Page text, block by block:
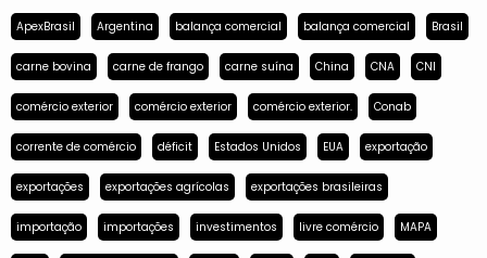
ApexBrasil Argentina balança comercial balança comercial Brasil
carne bovina carne de frango carne suína China CNA CNI
comércio exterior comércio exterior comércio exterior. Conab
corrente de comércio déficit Estados Unidos EUA exportação
exportações exportações agrícolas exportações brasileiras
importação importações investimentos livre comércio MAPA